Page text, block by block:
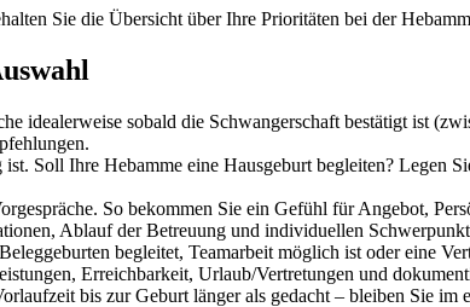
Sie die Übersicht über Ihre Prioritäten bei der
idealerweise sobald die Schwangerschaft bestätigt ist
Soll Ihre Hebamme eine Hausgeburt begleiten? Legen
So bekommen Sie ein Gefühl für Angebot,
Ablauf der Betreuung und individuellen
begleitet, Teamarbeit möglich ist oder eine
Erreichbarkeit, Urlaub/Vertretungen und
bis zur Geburt länger als gedacht – bleiben Sie im